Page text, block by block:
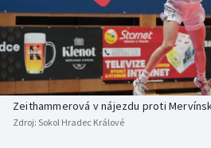
Baseball a softbal
Basketbal
Biatlon
Soutěže
Historické návraty
Aplikace ČT sport
Zeithammerová v nájezdu proti
Zdroj: Sokol Hradec Králové